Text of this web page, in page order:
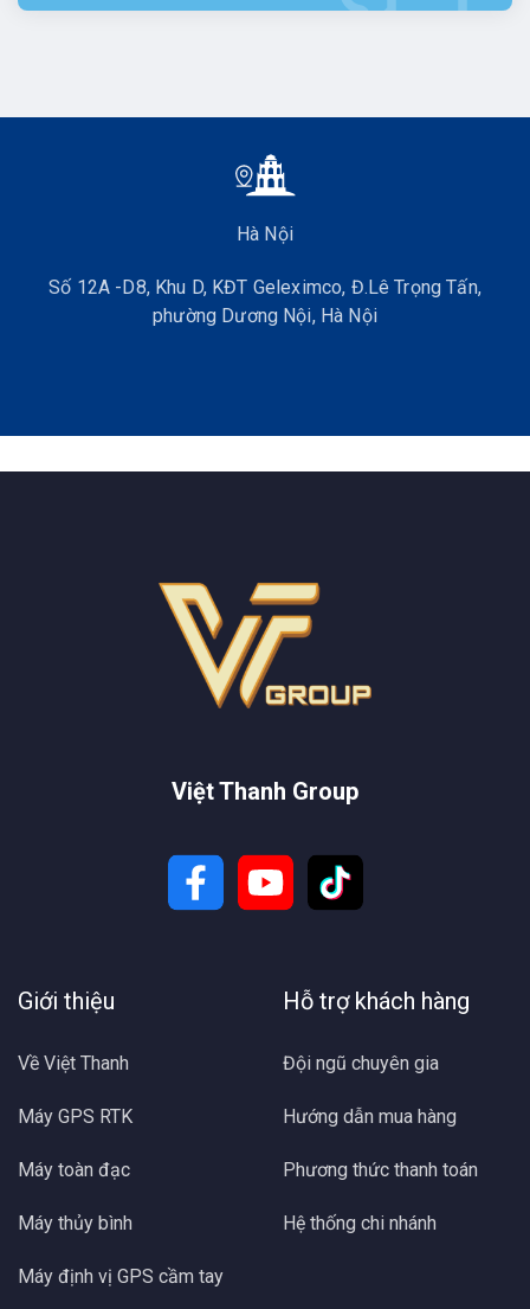
Hà Nội
Số 12A -D8, Khu D, KĐT Geleximco, Đ.Lê Trọng Tấn,
phường Dương Nội, Hà Nội
Việt Thanh Group
Giới thiệu
Về Việt Thanh
Máy GPS RTK
Máy toàn đạc
Máy thủy bình
Máy định vị GPS cầm tay
Hỗ trợ khách hàng
Đội ngũ chuyên gia
Hướng dẫn mua hàng
Phương thức thanh toán
Hệ thống chi nhánh